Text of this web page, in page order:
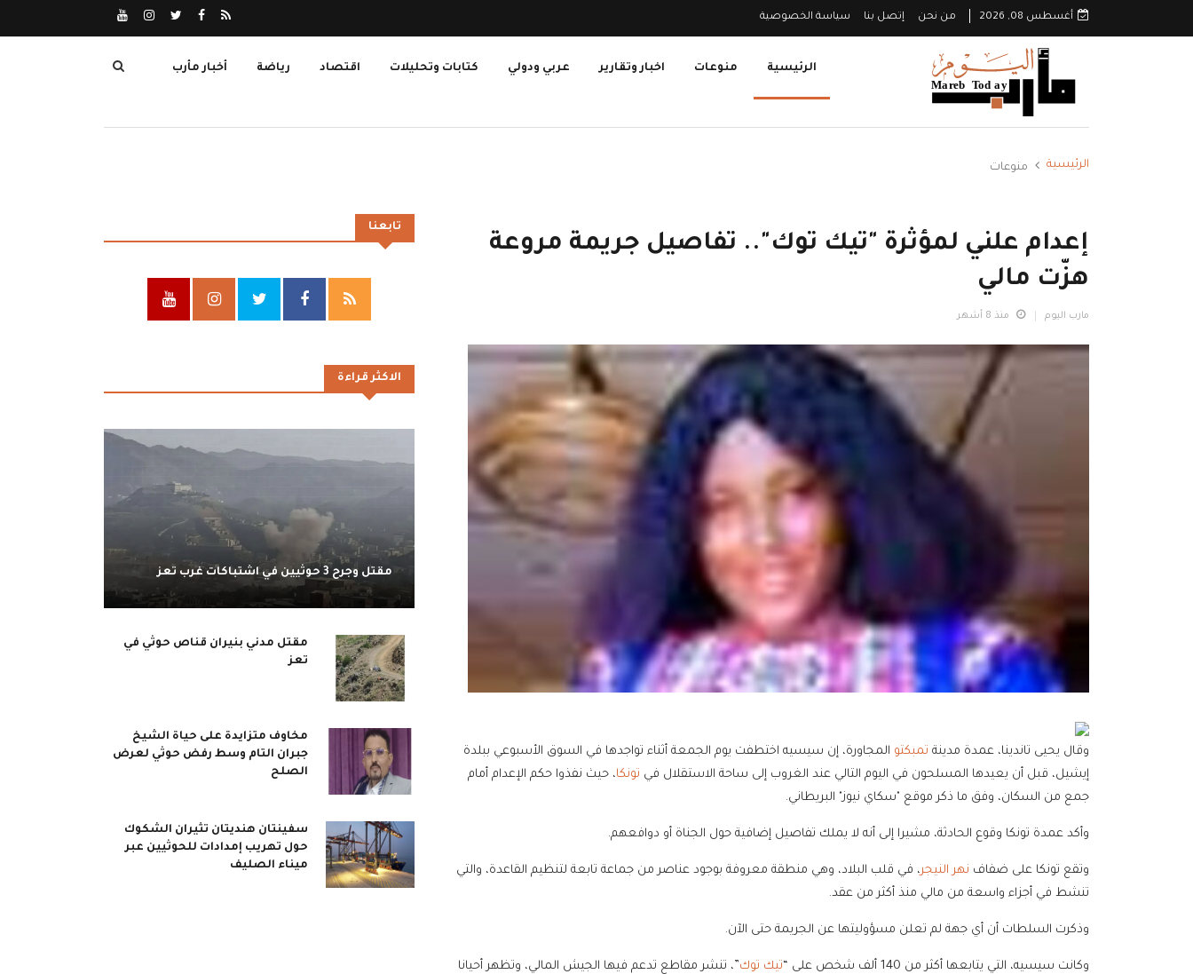
أغسطس 08, 2026 من نحن إتصل بنا سياسة الخصوصية
الرئيسية منوعات اخبار وتقارير عربي ودولي كتابات وتحليلات اقتصاد رياضة أخبار مأرب
الرئيسية منوعات
إعدام علني لمؤثرة "تيك توك".. تفاصيل جريمة مروعة
هزّت مالي
مارب اليوم منذ 8 أشهر
وقال يحيى تاندينا، عمدة مدينة تمبكتو المجاورة، إن سيسيه اختطفت يوم الجمعة أثناء تواجدها في السوق الأسبوعي ببلدة
إيشيل، قبل أن يعيدها المسلحون في اليوم التالي عند الغروب إلى ساحة الاستقلال في تونكا، حيث نفذوا حكم الإعدام أمام
جمع من السكان، وفق ما ذكر موقع "سكاي نيوز" البريطاني.
وأكد عمدة تونكا وقوع الحادثة، مشيرا إلى أنه لا يملك تفاصيل إضافية حول الجناة أو دوافعهم.
وتقع تونكا على ضفاف نهر النيجر، في قلب البلاد، وهي منطقة معروفة بوجود عناصر من جماعة تابعة لتنظيم القاعدة، والتي
تنشط في أجزاء واسعة من مالي منذ أكثر من عقد.
وذكرت السلطات أن أي جهة لم تعلن مسؤوليتها عن الجريمة حتى الآن.
وكانت سيسيه، التي يتابعها أكثر من 140 ألف شخص على “ تيك توك”، تنشر مقاطع تدعم فيها الجيش المالي، وتظهر أحيانا
تابعنا
الاكثر قراءة
مقتل وجرح 3 حوثيين في اشتباكات غرب تعز
مقتل مدني بنيران قناص حوثي في
تعز
مخاوف متزايدة على حياة الشيخ
جبران التام وسط رفض حوثي لعرض
الصلح
سفينتان هنديتان تثيران الشكوك
حول تهريب إمدادات للحوثيين عبر
ميناء الصليف